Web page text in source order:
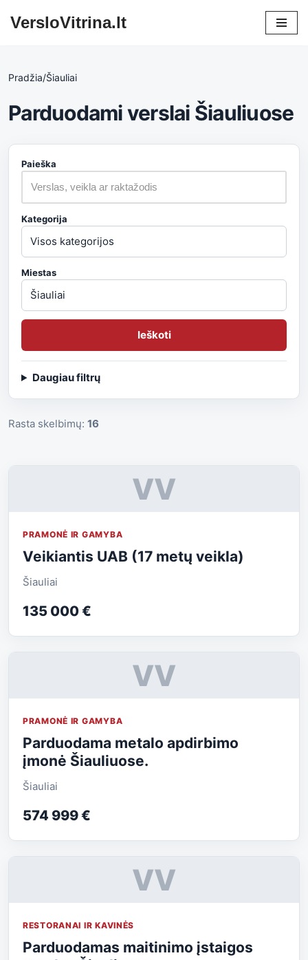
VersloVitrina.lt
Pradžia/Šiauliai
Parduodami verslai Šiauliuose
Paieška
Kategorija
Miestas
Ieškoti
Daugiau filtrų
Rasta skelbimų: 16
VV
PRAMONĖ IR GAMYBA
Veikiantis UAB (17 metų veikla)
Šiauliai
135 000 €
VV
PRAMONĖ IR GAMYBA
Parduodama metalo apdirbimo
įmonė Šiauliuose.
Šiauliai
574 999 €
VV
RESTORANAI IR KAVINĖS
Parduodamas maitinimo įstaigos